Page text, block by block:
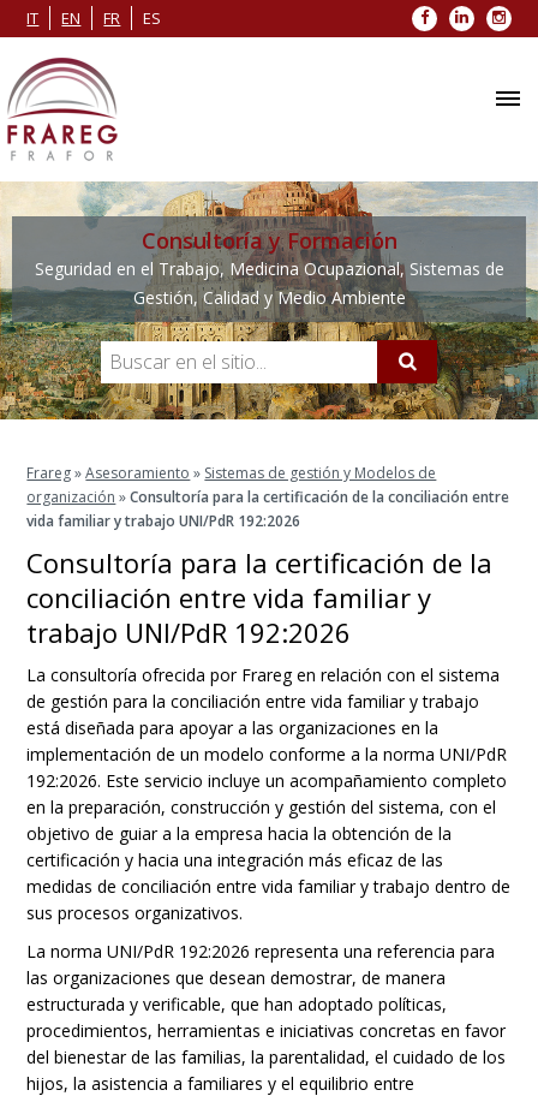
IT EN FR ES Facebook
LinkedIn
Consultoría y Formación
Seguridad en el Trabajo, Medicina Ocupazional, Sistemas de
Gestión, Calidad y Medio Ambiente
Frareg»Asesoramiento » Sistemas de gestión y Modelos de
organización »Consultoría para la certificación de la conciliación entre
vida familiar y trabajo UNI/PdR 192:2026
Consultoría para la certificación de la
conciliación entre vida familiar y
trabajo UNI/PdR 192:2026
La consultoría ofrecida por Frareg en relación con el sistema
de gestión para la conciliación entre vida familiar y trabajo
está diseñada para apoyar a las organizaciones en la
implementación de un modelo conforme a la norma UNI/PdR
192:2026. Este servicio incluye un acompañamiento completo
en la preparación, construcción y gestión del sistema, con el
objetivo de guiar a la empresa hacia la obtención de la
certificación y hacia una integración más eficaz de las
medidas de conciliación entre vida familiar y trabajo dentro de
sus procesos organizativos.
La norma UNI/PdR 192:2026 representa una referencia para
las organizaciones que desean demostrar, de manera
estructurada y verificable, que han adoptado políticas,
procedimientos, herramientas e iniciativas concretas en favor
del bienestar de las familias, la parentalidad, el cuidado de los
hijos, la asistencia a familiares y el equilibrio entre